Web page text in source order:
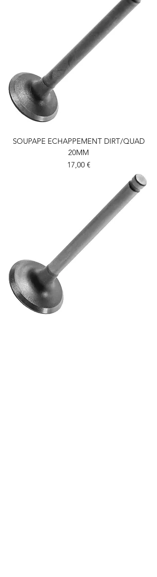
SOUPAPE ECHAPPEMENT DIRT/QUAD
20MM
Prix
17,00 €